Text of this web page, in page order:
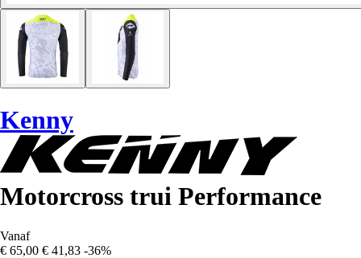
Kenny
Motorcross trui Performance
Vanaf
€ 65,00 € 41,83 -36%